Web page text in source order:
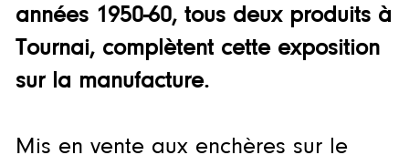
années 1950-60, tous deux produits à
Tournai, complètent cette exposition
sur la manufacture.
Mis en vente aux enchères sur le